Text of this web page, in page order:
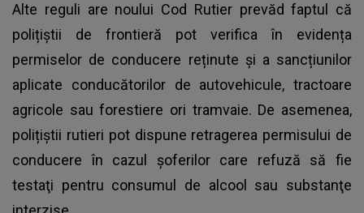
Alte reguli are noului Cod Rutierprevăd faptul că
polițiștii de frontieră pot verifica în evidența
permiselor de conducere reținute și a sancțiunilor
aplicate conducătorilor de autovehicule, tractoare
agricole sau forestiere ori tramvaie. De asemenea,
polițiștii rutieri pot dispune retragerea permisului de
conducere în cazul şoferilor care refuză să fie
testaţi pentru consumul de alcool sau substanţe